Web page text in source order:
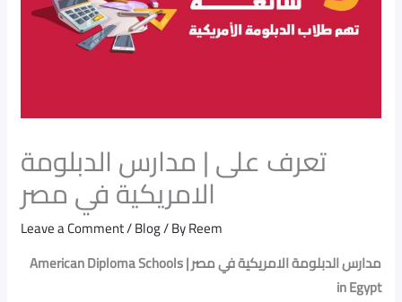
تعرف على | مدارس الدبلومة
الامريكية في مصر
Leave a Comment/Blog/ ByReem
مدارس الدبلومة الامريكية في مصر | American Diploma Schools
in Egypt